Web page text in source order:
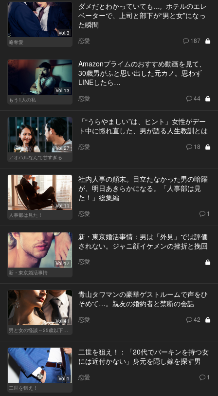
Vol.3
略奪愛
ダメだとわかっていても...。ホテルのエレ
ベーターで、上司と部下が“男と女”になっ
た瞬間
恋愛 187
Vol.13
もう1人の私
Amazonプライムのおすすめ動画を見て、
30歳男がふと思い出した元カノ。思わず
LINEしたら…
恋愛 44
Vol.27
アオハルなんて甘すぎる
「“うらやましい”は、ヒント」女性がデー
ト中に惚れ直した、男が語る人生教訓とは
恋愛 18
Vol.11
人事部は見た！
社内人事の顛末。目立たなかった男の暗躍
が、明日あきらかになる。「人事部は見
た！」総集編
恋愛 1
Vol.17
新・東京婚活事情
新・東京婚活事情：男は「外見」では評価
されない。ジャニ顔イケメンの挫折と挽回
恋愛
Vol.41
青山タワマンの豪華ゲストルームで声をひ
そめて…。親友の婚約者と禁断の会話
恋愛 42
Vol.1
二世を狙え！
二世を狙え！：「20代でバーキンを持つ女
には近付かない」身元を隠し嫁を探す男
恋愛 1